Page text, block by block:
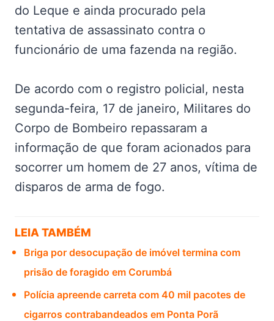
do Leque e ainda procurado pela
tentativa de assassinato contra o
funcionário de uma fazenda na região.
De acordo com o registro policial, nesta
segunda-feira, 17 de janeiro, Militares do
Corpo de Bombeiro repassaram a
informação de que foram acionados para
socorrer um homem de 27 anos, vítima de
disparos de arma de fogo.
LEIA TAMBÉM
Briga por desocupação de imóvel termina com
prisão de foragido em Corumbá
Polícia apreende carreta com 40 mil pacotes de
cigarros contrabandeados em Ponta Porã